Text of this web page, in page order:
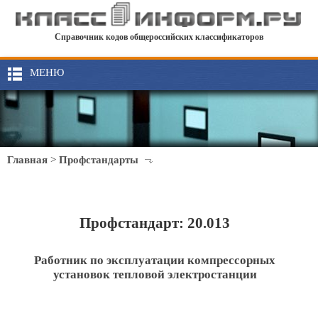
Справочник кодов общероссийских классификаторов
МЕНЮ
Главная > Профстандарты
Профстандарт: 20.013
Работник по эксплуатации компрессорных
установок тепловой электростанции